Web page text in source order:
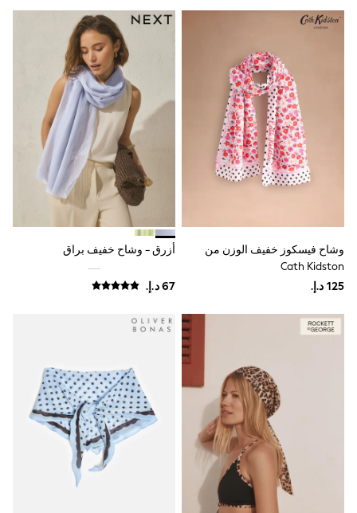
Caps
Shirts
Polo Shirts
GIRLS
E-Gift Card
New In
New In from Next
All Girl's New In
0-2 years
3-5 years
6-8 years
All Clothing
Coats & Jackets
Jeans
Jumpsuits & Playsuits
Summer Dresses
Polka Dots
THE SET
World Cup
Knitwear
Loungewear
Nightwear & Pyjamas
Occasionwear
Pants & Leggings
Schoolwear
وشاح فيسكوز خفيف الوزن من
Cath Kidston
أزرق - وشاح خفيف براق